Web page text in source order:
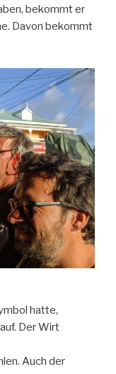
bekommt er
Davon bekommt
hatte,
Der Wirt
Auch der